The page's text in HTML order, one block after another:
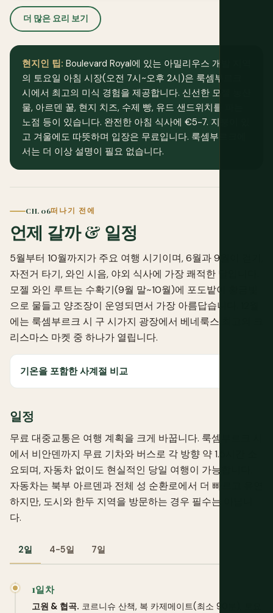
더 많은 요리 보기
현지인 팁: Boulevard Royal에 있는 아밀리우스 개발 지역
의 토요일 아침 시장(오전 7시~오후 2시)은 룩셈부르크
시에서 최고의 미식 경험을 제공합니다. 신선한 모젤 농산
물, 아르덴 꿀, 현지 치즈, 수제 빵, 유드 샌드위치를 파는
노점 등이 있습니다. 완전한 아침 식사에 €5-7. 지붕이 있
고 겨울에도 따뜻하며 입장은 무료입니다. 룩셈부르크에
서는 더 이상 설명이 필요 없습니다.
CH. 06떠나기 전에
언제 갈까 & 일정
5월부터 10월까지가 주요 여행 시기이며, 6월과 9월이 걷기,
자전거 타기, 와인 시음, 야외 식사에 가장 쾌적한 달입니다.
모젤 와인 루트는 수확기(9월 말~10월)에 포도밭이 황금빛
으로 물들고 양조장이 운영되면서 가장 아름답습니다. 12월
에는 룩셈부르크 시 구 시가지 광장에서 베네룩스 최고의 크
리스마스 마켓 중 하나가 열립니다.
기온을 포함한 사계절 비교
일정
무료 대중교통은 여행 계획을 크게 바꿉니다. 룩셈부르크 시
에서 비안덴까지 무료 기차와 버스로 각 방향 약 1.5시간 소
요되며, 자동차 없이도 현실적인 당일 여행이 가능합니다.
자동차는 북부 아르덴과 전체 성 순환로에서 더 빠르고 유연
하지만, 도시와 한두 지역을 방문하는 경우 필수는 아닙니
다.
2일 4-5일 7일
1일차
고원 & 협곡. 코르니슈 산책, 복 카제메이트(최소 90분), 토요